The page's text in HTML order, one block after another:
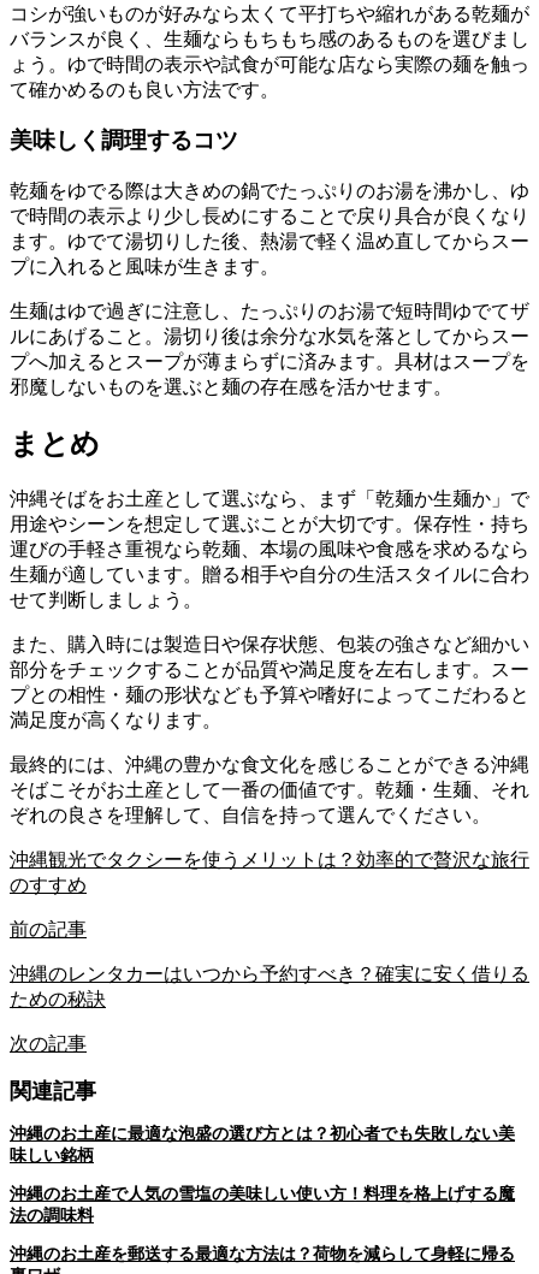
コシが強いものが好みなら太くて平打ちや縮れがある乾麺が
バランスが良く、生麺ならもちもち感のあるものを選びまし
ょう。ゆで時間の表示や試食が可能な店なら実際の麺を触っ
て確かめるのも良い方法です。
美味しく調理するコツ
乾麺をゆでる際は大きめの鍋でたっぷりのお湯を沸かし、ゆ
で時間の表示より少し長めにすることで戻り具合が良くなり
ます。ゆでて湯切りした後、熱湯で軽く温め直してからスー
プに入れると風味が生きます。
生麺はゆで過ぎに注意し、たっぷりのお湯で短時間ゆでてザ
ルにあげること。湯切り後は余分な水気を落としてからスー
プへ加えるとスープが薄まらずに済みます。具材はスープを
邪魔しないものを選ぶと麺の存在感を活かせます。
まとめ
沖縄そばをお土産として選ぶなら、まず「乾麺か生麺か」で
用途やシーンを想定して選ぶことが大切です。保存性・持ち
運びの手軽さ重視なら乾麺、本場の風味や食感を求めるなら
生麺が適しています。贈る相手や自分の生活スタイルに合わ
せて判断しましょう。
また、購入時には製造日や保存状態、包装の強さなど細かい
部分をチェックすることが品質や満足度を左右します。スー
プとの相性・麺の形状なども予算や嗜好によってこだわると
満足度が高くなります。
最終的には、沖縄の豊かな食文化を感じることができる沖縄
そばこそがお土産として一番の価値です。乾麺・生麺、それ
ぞれの良さを理解して、自信を持って選んでください。
沖縄観光でタクシーを使うメリットは？効率的で贅沢な旅行
のすすめ
前の記事
沖縄のレンタカーはいつから予約すべき？確実に安く借りる
ための秘訣
次の記事
関連記事
沖縄のお土産に最適な泡盛の選び方とは？初心者でも失敗しない美
味しい銘柄
沖縄のお土産で人気の雪塩の美味しい使い方！料理を格上げする魔
法の調味料
沖縄のお土産を郵送する最適な方法は？荷物を減らして身軽に帰る